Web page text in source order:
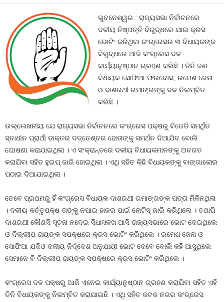
ଭୁବନେଶ୍ୱର : ରାଜ୍ୟସଭା ନିର୍ବାଚନରେ
ଦଳୀୟ ନିଷ୍ପତ୍ତି ବିରୁଦ୍ଧରେ ଯାଇ କ୍ରସ
ଭୋଟିଂ କରିଥିବା କଂଗ୍ରେସର ୩ ବିଧାୟକଙ୍କ
ବିରୁଦ୍ଧରେ ଆଜି କଂଗ୍ରେସ ଦଳ
କାର୍ଯ୍ୟାନୁଷ୍ଠାନ ଗ୍ରହଣ କରିଛି । ତିନି ଜଣ
ବିଧାୟକ ସୋଫିଆ ଫିରଦୋସ, ରମେଶ ଜେନା
ଓ ଦାଶରଥୀ ଗମାଙ୍ଗଙ୍କୁ ଦଳ ନିଲମ୍ବିତ
କରିଛି ।
ଉଲ୍ଲେଖନୀୟ ଯେ ରାଜ୍ୟସଭା ନିର୍ବାଚନରେ କଂଗ୍ରେସ ପକ୍ଷରୁ ବିଜେଡି ସମର୍ଥିତ
ସ୍ବାଧୀନ ପ୍ରାର୍ଥୀ ଡାକ୍ତର ଦତ୍ତେଶ୍ବର ହୋତାଙ୍କୁ ସମର୍ଥନ ଦିଆଯିବ ବୋଲି
ଘୋଷଣା କରାଯାଇଥିଲା । ଏ ସଂକ୍ରାନ୍ତରେ ଦଳୀୟ ବିଧାୟକମାନଙ୍କୁ ଅବଗତ
କରାଯିବା ସହିତ ହୁଇପ୍‍ ଜାରି ହୋଇଥିଲା । ଏଥି ସହିତ କିଛି ବିଧାୟକଙ୍କୁ ବାଙ୍ଗାଲୋର
ପଠାଇ ଦିଆଯାଇଥିଲା ।
ତେବେ ପ୍ରଥମରୁ ହିଁ କଂଗ୍ରେସ ବିଧାୟକ ଦାଶରଥୀ ଗମାଙ୍ଗଙ୍କ ପତ୍ତା ମିଳିନଥିଲା
। ଦଳୀୟ କର୍ତ୍ତୃପକ୍ଷ ତାଙ୍କୁ ନପାଇ ହାଜର ପାଇଁ ନୋଟିସ୍‍ ଜାରି କରିଥିଲେ । ତଥାପି
ଦାଶରଥୀ କୌଣସି ସୂଚନା ନଦେଇ ସିଧାସଳଖ ଆସି ରାଜ୍ୟସଭାରେ ଭୋଟ ଦେଇଥିଲେ
ଓ ଦିଲ୍ଲୀପ ରାୟଙ୍କ ସପକ୍ଷରେ କ୍ରସ ଭୋଟିଂ କରିଥିଲେ । ରମେଶ ଜେନା ଓ
ସୋଫିଆ ଯଦିଓ ଦଳୀୟ ନିର୍ଦ୍ଦେଶ ଅନୁଯାୟୀ ଭୋଟ ଦେବେ ବୋଲି କହି ଆସୁଥିଲେ
ସେମାନେ ବି ଦିଲ୍ଲୀପ ରାୟଙ୍କ ସପକ୍ଷରେ କ୍ରସ ଭୋଟିଂ କରିଥିଲେ ।
କଂଗ୍ରେସ ଦଳ ପକ୍ଷରୁ ଆଜି ଏନେଇ କାର୍ଯ୍ୟାନୁଷ୍ଠାନ ଗ୍ରହଣ କରାଯିବା ସହିତ ଏହି
ତିନି ବିଧାୟକଙ୍କୁ ନିଲମ୍ବିତ କରାଯାଇଛି । ଏଥି ସହିତ କଟକ ନଗର କଂଗ୍ରେସ